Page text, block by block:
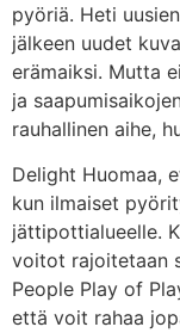
pyöriä. Heti
jälkeen uudet
erämaiksi. Mutta
ja
rauhallinen aihe,
Delight Huomaa,
kun ilmaiset
jättipottialueelle.
voitot rajoitetaan
People Play of
että voit rahaa